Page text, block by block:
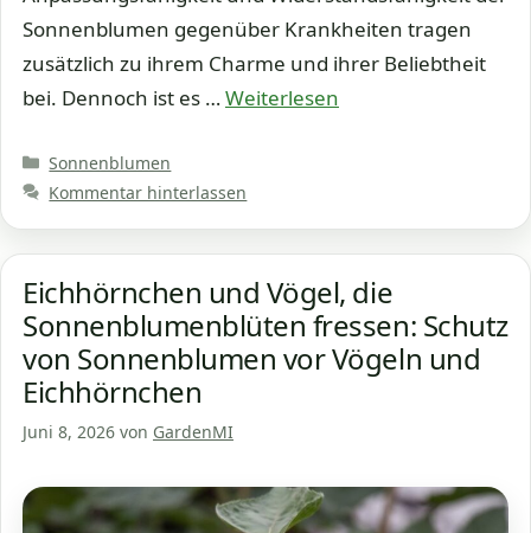
Sonnenblumen gegenüber Krankheiten tragen
zusätzlich zu ihrem Charme und ihrer Beliebtheit
bei. Dennoch ist es …Weiterlesen
Kategorien
Sonnenblumen
Kommentar hinterlassen
Eichhörnchen und Vögel, die
Sonnenblumenblüten fressen: Schutz
von Sonnenblumen vor Vögeln und
Eichhörnchen
Juni 8, 2026 von GardenMI